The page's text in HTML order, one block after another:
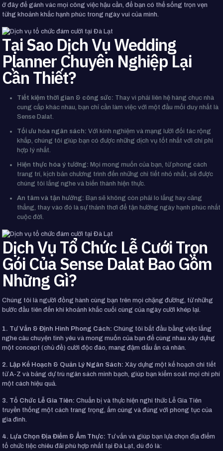
ở đây để gánh vác mọi công việc hậu cần, để bạn có thể sống trọn vẹn
từng khoảnh khắc hạnh phúc trong ngày vui của mình.
Tại Sao Dịch Vụ Wedding
Planner Chuyên Nghiệp Lại
Cần Thiết?
Tiết kiệm thời gian & công sức: Thay vì phải liên hệ hàng chục nhà
cung cấp khác nhau, bạn chỉ cần làm việc với một đầu mối duy nhất là
Sense Dalat.
Tối ưu hóa ngân sách: Với kinh nghiệm và mạng lưới đối tác rộng
khắp, chúng tôi giúp bạn có được những dịch vụ tốt nhất với chi phí
hợp lý nhất.
Hiện thực hóa ý tưởng: Mọi mong muốn của bạn, từ phong cách
trang trí, kịch bản chương trình đến những chi tiết nhỏ nhất, sẽ được
chúng tôi lắng nghe và biến thành hiện thực.
An tâm và tận hưởng: Bạn sẽ không còn phải lo lắng hay căng
thẳng, thay vào đó là sự thảnh thơi để tận hưởng ngày hạnh phúc nhất
cuộc đời.
Dịch Vụ Tổ Chức Lễ Cưới Trọn
Gói Của Sense Dalat Bao Gồm
Những Gì?
Chúng tôi là người đồng hành cùng bạn trên mọi chặng đường, từ những
bước đầu tiên đến khi khoảnh khắc cuối cùng của ngày cưới khép lại.
1. Tư Vấn & Định Hình Phong Cách: Chúng tôi bắt đầu bằng việc lắng
nghe câu chuyện tình yêu và mong muốn của bạn để cùng nhau xây dựng
một concept (chủ đề) cưới độc đáo, mang đậm dấu ấn cá nhân.
2. Lập Kế Hoạch & Quản Lý Ngân Sách: Xây dựng một kế hoạch chi tiết
từ A-Z và bảng dự trù ngân sách minh bạch, giúp bạn kiểm soát mọi chi phí
một cách hiệu quả.
3. Tổ Chức Lễ Gia Tiên: Chuẩn bị và thực hiện nghi thức Lễ Gia Tiên
truyền thống một cách trang trọng, ấm cúng và đúng với phong tục của
gia đình.
4. Lựa Chọn Địa Điểm & Ẩm Thực: Tư vấn và giúp bạn lựa chọn địa điểm
tổ chức tiệc chiêu đãi phù hợp nhất tại Đà Lạt, dù đó là: